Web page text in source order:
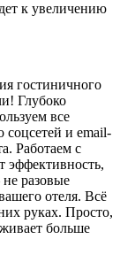
к увеличению
гостиничного
Глубоко
все
соцсетей и email-
Работаем с
эффективность,
разовые
отеля. Всё
руках. Просто,
больше